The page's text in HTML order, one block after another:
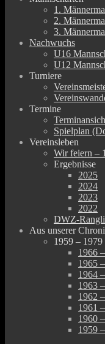
1.
2.
3.
Nachwuchs
U16
U12
Turniere
Termine
Spielplan
Vereinsleben
Wir feiern –
Ergebnisse
2025
2024
2023
2022
DWZ-
Aus unserer
1959 – 1979
1966
1965
1964
1963
1962
1961
1960
1959